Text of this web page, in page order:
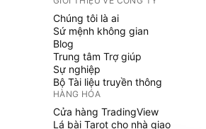
Chúng tôi là ai
Sứ mệnh không gian
Blog
Trung tâm Trợ giúp
Sự nghiệp
Bộ Tài liệu truyền thông
HÀNG HÓA
Cửa hàng TradingView
Lá bài Tarot cho nhà giao